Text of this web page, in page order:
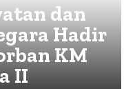
dan
Hadir
KM
II